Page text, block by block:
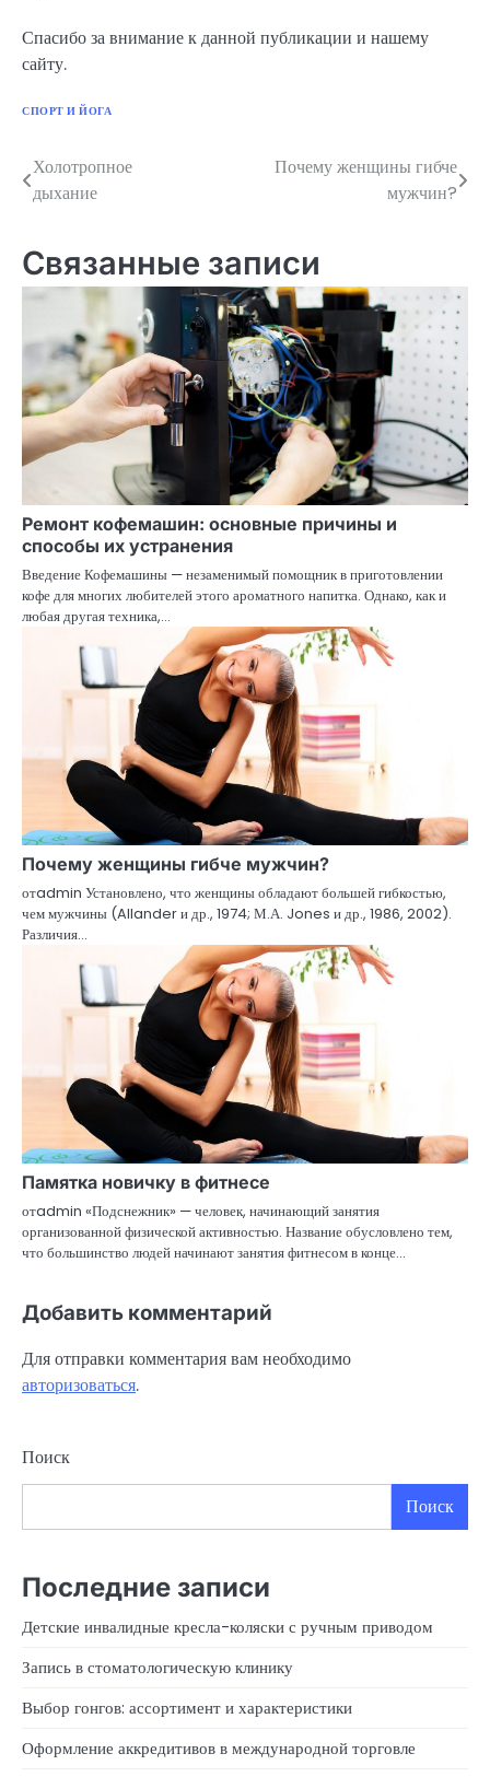
Спасибо за внимание к данной публикации и нашему
сайту.
СПОРТ И ЙОГА
Навигация
по
записям
Холотропное
дыхание
Почему женщины гибче
мужчин?
Связанные записи
Ремонт кофемашин: основные причины и
способы их устранения
Введение Кофемашины — незаменимый помощник в приготовлении
кофе для многих любителей этого ароматного напитка. Однако, как и
любая другая техника,…
Почему женщины гибче мужчин?
отadmin Установлено, что женщины обладают большей гибкостью,
чем мужчины (Allander и др., 1974; М.А. Jones и др., 1986, 2002).
Различия…
Памятка новичку в фитнесе
отadmin «Подснежник» — человек, начинающий занятия
организованной физической активностью. Название обусловлено тем,
что большинство людей начинают занятия фитнесом в конце…
Добавить комментарий
Для отправки комментария вам необходимо
авторизоваться.
Поиск
Поиск
Последние записи
Детские инвалидные кресла-коляски с ручным приводом
Запись в стоматологическую клинику
Выбор гонгов: ассортимент и характеристики
Оформление аккредитивов в международной торговле